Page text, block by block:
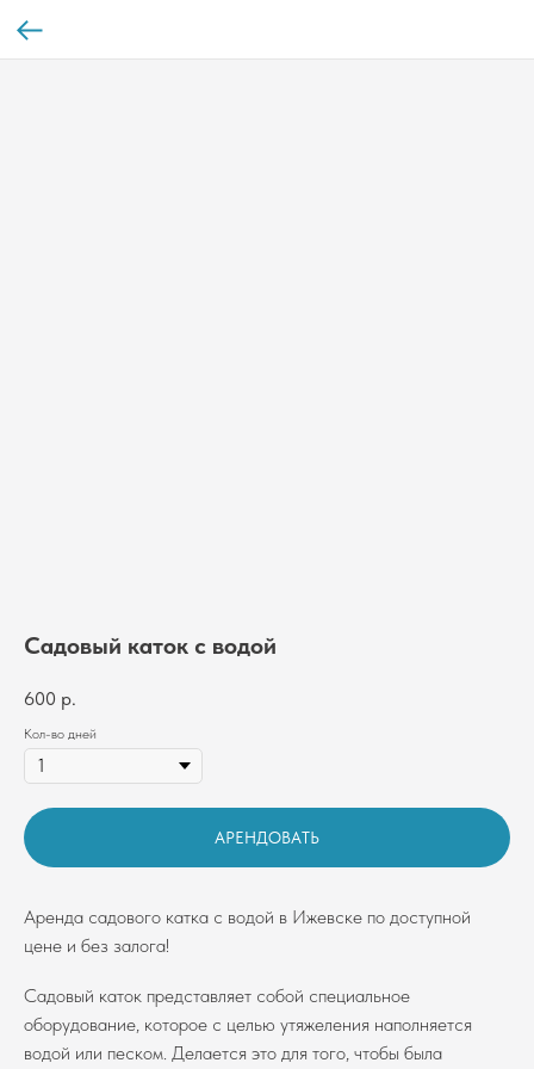
Садовый каток с водой
600 р.
Кол-во дней
АРЕНДОВАТЬ
Аренда садового катка с водой в Ижевске по доступной
цене и без залога!
Садовый каток представляет собой специальное
оборудование, которое с целью утяжеления наполняется
водой или песком. Делается это для того, чтобы была